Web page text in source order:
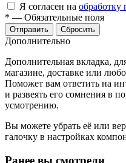
Я согласен на обработку
* — Обязательные поля
Отправить Сбросить
Дополнительно
Дополнительная вкладка,
магазине, доставке или
Поможет вам ответить на
и развеять его сомнения в
усмотрению.
Вы можете убрать её или
галочку в настройках
Ранее вы смотрели